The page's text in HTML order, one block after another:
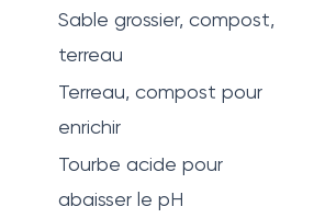
Sable grossier, compost,
terreau
Terreau, compost pour
enrichir
Tourbe acide pour
abaisser le pH